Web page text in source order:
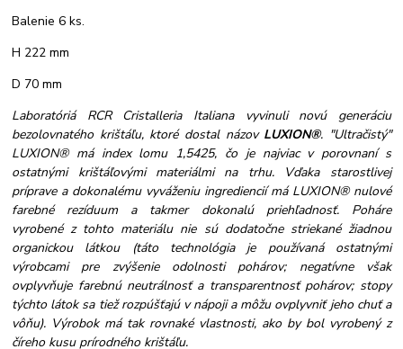
Balenie 6 ks.
H 222 mm
D 70 mm
Laboratóriá RCR Cristalleria Italiana vyvinuli novú generáciu
bezolovnatého krištáľu, ktoré dostal názov LUXION®. "Ultračistý"
LUXION® má index lomu 1,5425, čo je najviac v porovnaní s
ostatnými krištáľovými materiálmi na trhu. Vďaka starostlivej
príprave a dokonalému vyváženiu ingrediencií má LUXION® nulové
farebné rezíduum a takmer dokonalú priehľadnosť. Poháre
vyrobené z tohto materiálu nie sú dodatočne striekané žiadnou
organickou látkou (táto technológia je používaná ostatnými
výrobcami pre zvýšenie odolnosti pohárov; negatívne však
ovplyvňuje farebnú neutrálnosť a transparentnosť pohárov; stopy
týchto látok sa tiež rozpúšťajú v nápoji a môžu ovplyvniť jeho chuť a
vôňu). Výrobok má tak rovnaké vlastnosti, ako by bol vyrobený z
číreho kusu prírodného krištáľu.